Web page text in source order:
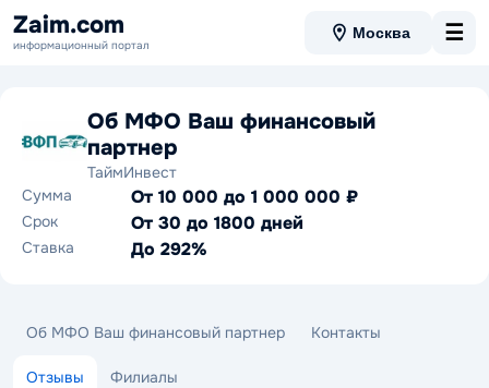
Zaim.com
информационный портал
Москва ☰
Об МФО Ваш финансовый
партнер
ТаймИнвест
Сумма
От 10 000 до 1 000 000 ₽
Срок От 30 до 1800 дней
Ставка До 292%
Об МФО Ваш финансовый партнер Контакты
Отзывы Филиалы